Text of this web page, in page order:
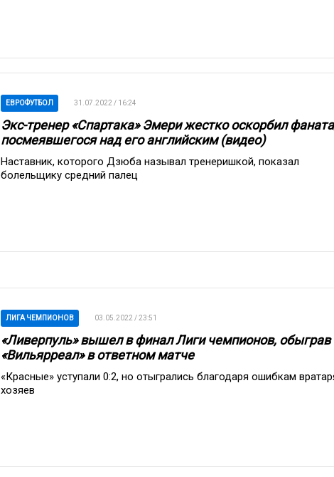
ЕВРОФУТБОЛ 31.07.2022 / 16:24
Экс-тренер «Спартака» Эмери жестко оскорбил
посмеявшегося над его английским (видео)
Наставник, которого Дзюба называл тренеришкой, показал
болельщику средний палец
ЛИГА ЧЕМПИОНОВ 03.05.2022 / 23:51
«Ливерпуль» вышел в финал Лиги чемпионов, обыграв
«Вильярреал» в ответном матче
«Красные» уступали 0:2, но отыгрались благодаря ошибкам
хозяев